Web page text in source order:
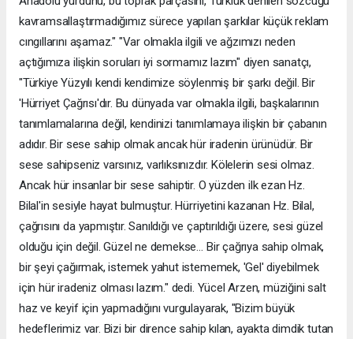
kavramsallaştırmadığımız sürece yapılan şarkılar küçük reklam
cıngıllarını aşamaz." "Var olmakla ilgili ve ağzımızı neden
açtığımıza ilişkin soruları iyi sormamız lazım" diyen sanatçı,
"Türkiye Yüzyılı kendi kendimize söylenmiş bir şarkı değil. Bir
'Hürriyet Çağrısı'dır. Bu dünyada var olmakla ilgili, başkalarının
tanımlamalarına değil, kendinizi tanımlamaya ilişkin bir çabanın
adıdır. Bir sese sahip olmak ancak hür iradenin ürünüdür. Bir
sese sahipseniz varsınız, varlıksınızdır. Kölelerin sesi olmaz.
Ancak hür insanlar bir sese sahiptir. O yüzden ilk ezan Hz.
Bilal'in sesiyle hayat bulmuştur. Hürriyetini kazanan Hz. Bilal,
çağrısını da yapmıştır. Sanıldığı ve çaptırıldığı üzere, sesi güzel
olduğu için değil. Güzel ne demekse… Bir çağrıya sahip olmak,
bir şeyi çağırmak, istemek yahut istememek, 'Gel' diyebilmek
için hür iradeniz olması lazım." dedi. Yücel Arzen, müziğini salt
haz ve keyif için yapmadığını vurgulayarak, "Bizim büyük
hedeflerimiz var. Bizi bir dirence sahip kılan, ayakta dimdik tutan